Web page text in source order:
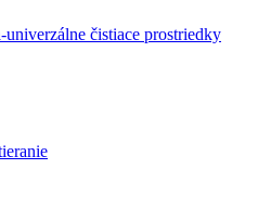
čistiace prostriedky